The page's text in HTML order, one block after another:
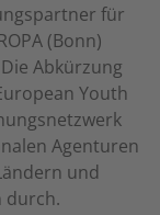
für
(Bonn)
Abkürzung
Youth
Agenturen
und
durch.